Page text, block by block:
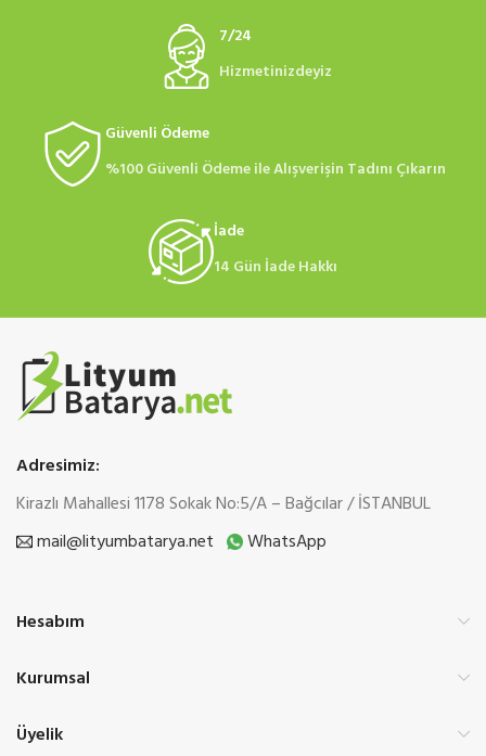
7/24
Hizmetinizdeyiz
Güvenli Ödeme
%100 Güvenli Ödeme ile Alışverişin Tadını Çıkarın
İade
14 Gün İade Hakkı
Adresimiz:
Kirazlı Mahallesi 1178 Sokak No:5/A – Bağcılar / İSTANBUL
mail@lityumbatarya.net
WhatsApp
Hesabım
Kurumsal
Üyelik